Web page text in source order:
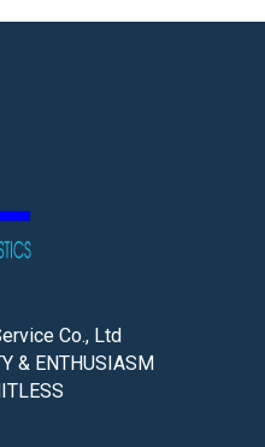
Co., Ltd
& ENTHUSIASM